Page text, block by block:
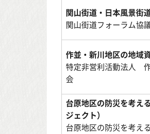
関山街道・日本風景街
関山街道フォーラム協
作並・新川地区の地域
特定非営利活動法人
会
台原地区の防災を考え
ジェクト）
台原地区の防災を考え